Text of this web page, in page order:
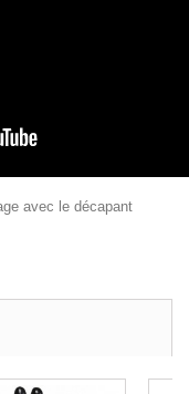
avec le décapant